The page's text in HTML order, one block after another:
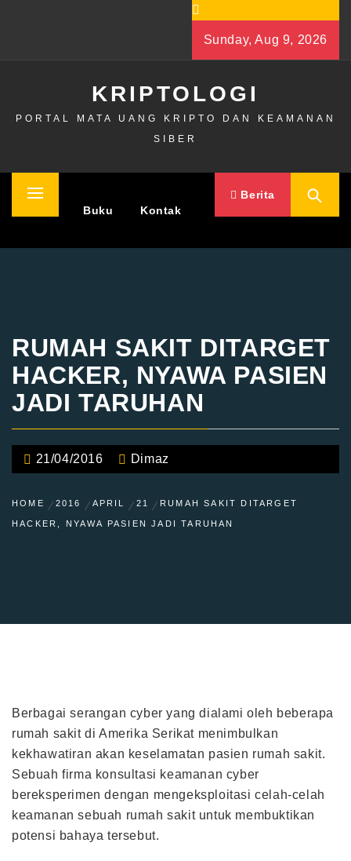
Sunday, Aug 9, 2026
KRIPTOLOGI
PORTAL MATA UANG KRIPTO DAN KEAMANAN
SIBER
Primary
Buku Kontak
Berita
RUMAH SAKIT DITARGET
HACKER, NYAWA PASIEN
JADI TARUHAN
21/04/2016 Dimaz
HOME 2016 APRIL 21 RUMAH SAKIT DITARGET
HACKER, NYAWA PASIEN JADI TARUHAN
Berbagai serangan cyber yang dialami oleh beberapa
rumah sakit di Amerika Serikat menimbulkan
kekhawatiran akan keselamatan pasien rumah sakit.
Sebuah firma konsultasi keamanan cyber
bereksperimen dengan mengeksploitasi celah-celah
keamanan sebuah rumah sakit untuk membuktikan
potensi bahaya tersebut.